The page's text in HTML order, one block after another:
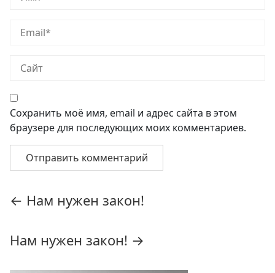
Сохранить моё имя, email и адрес сайта в этом
браузере для последующих моих комментариев.
по
← Нам нужен закон!
Нам нужен закон! →